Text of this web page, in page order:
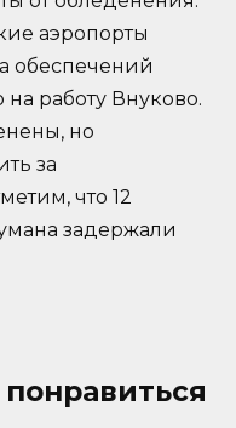
аэропорты
обеспечений
на работу Внуково.
но
за
что 12
задержали